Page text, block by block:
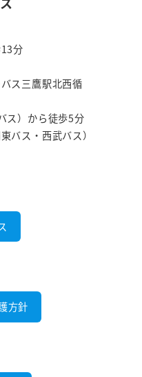
分
ス三鷹駅北西循
ス）から徒歩5分
バス・西武バス）
方針